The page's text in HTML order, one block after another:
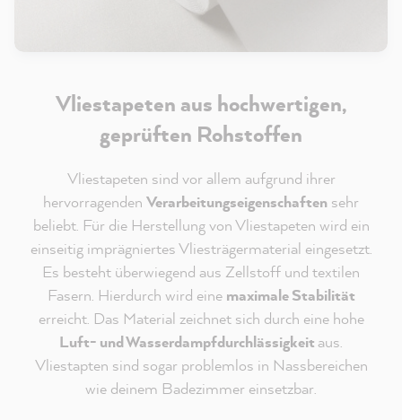
Vliestapeten aus hochwertigen,
geprüften Rohstoffen
Vliestapeten sind vor allem aufgrund ihrer
hervorragenden Verarbeitungseigenschaften sehr
beliebt. Für die Herstellung von Vliestapeten wird ein
einseitig imprägniertes Vliesträgermaterial eingesetzt.
Es besteht überwiegend aus Zellstoff und textilen
Fasern. Hierdurch wird eine maximale Stabilität
erreicht. Das Material zeichnet sich durch eine hohe
Luft- und Wasserdampfdurchlässigkeit aus.
Vliestapten sind sogar problemlos in Nassbereichen
wie deinem Badezimmer einsetzbar.
Redaktioneller Inhalt vom